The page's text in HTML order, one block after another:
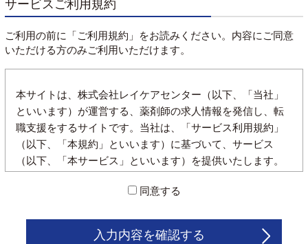
サービスご利用規約
ご利用の前に「ご利用規約」をお読みください。内容にご同意
いただける方のみご利用いただけます。
本サイトは、株式会社レイケアセンター（以下、「当社」
といいます）が運営する、薬剤師の求人情報を発信し、転
職支援をするサイトです。当社は、「サービス利用規約」
（以下、「本規約」といいます）に基づいて、サービス
（以下、「本サービス」といいます）を提供いたします。
いいます）に適用され又、利用者は以下の規約を遵守する
同意する
入力内容を確認する